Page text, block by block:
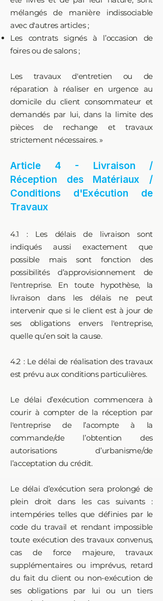
mélangés de manière indissociable
avec d'autres articles ;
Les contrats signés à l’occasion de
foires ou de salons ;
Les travaux d'entretien ou de
réparation à réaliser en urgence au
domicile du client consommateur et
demandés par lui, dans la limite des
pièces de rechange et travaux
strictement nécessaires. »
Article 4 - Livraison /
Réception des Matériaux /
Conditions d'Exécution de
Travaux
4.1 : Les délais de livraison sont
indiqués aussi exactement que
possible mais sont fonction des
possibilités d’approvisionnement de
l'entreprise. En toute hypothèse, la
livraison dans les délais ne peut
intervenir que si le client est à jour de
ses obligations envers l'entreprise,
quelle qu’en soit la cause.
4.2 : Le délai de réalisation des travaux
est prévu aux conditions particulières.
Le délai d’exécution commencera à
courir à compter de la réception par
l'entreprise de l’acompte à la
commande/de l’obtention des
autorisations d’urbanisme/de
l’acceptation du crédit.
Le délai d’exécution sera prolongé de
plein droit dans les cas suivants :
intempéries telles que définies par le
code du travail et rendant impossible
toute exécution des travaux convenus,
cas de force majeure, travaux
supplémentaires ou imprévus, retard
du fait du client ou non-exécution de
ses obligations par lui ou un tiers